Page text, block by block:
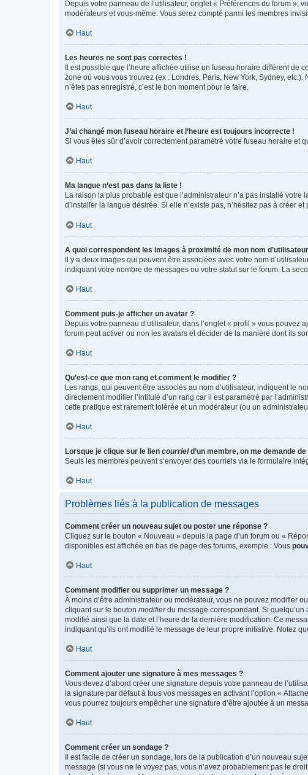
Depuis votre panneau de l’utilisateur, onglet « Préférences du forum »,
modérateurs et vous-même. Vous serez compté parmi les membres
Haut
Les heures ne sont pas correctes !
Il est possible que l’heure affichée utilise un fuseau horaire différent de
zone où vous vous trouvez (ex : Londres, Paris, New York, Sydney,
n’êtes pas enregistré, c’est le bon moment pour le faire.
Haut
J’ai changé mon fuseau horaire et l’heure est toujours incorrecte !
Si vous êtes sûr d’avoir correctement paramétré votre fuseau horaire et
Haut
Ma langue n’est pas dans la liste !
La raison la plus probable est que l’administrateur n’a pas installé
d’installer la langue désirée. Si elle n’existe pas, n’hésitez pas à créer
Haut
A quoi correspondent les images à proximité de mon nom
Il y a deux images qui peuvent être associées avec votre nom
indiquant votre nombre de messages ou votre statut sur le forum. La
Haut
Comment puis-je afficher un avatar ?
Depuis votre panneau d’utilisateur, dans l’onglet « profil » vous pouvez
forum peut activer ou non les avatars et décider de la manière dont ils
Haut
Qu’est-ce que mon rang et comment le modifier ?
Les rangs, qui peuvent être associés au nom d’utilisateur, indiquent le
directement modifier l’intitulé d’un rang car il est paramétré par
cette pratique est rarement tolérée et un modérateur (ou un
Haut
Lorsque je clique sur le lien courrield’un membre, on me demande
Seuls les membres peuvent s’envoyer des courriels via le formulaire
Haut
Problèmes liés à la publication de messages
Comment créer un nouveau sujet ou poster une réponse ?
Cliquez sur le bouton « Nouveau » depuis la page d’un forum ou «
disponibles est affichée en bas de page des forums, exemple : Vous
Haut
Comment modifier ou supprimer un message ?
À moins d’être administrateur ou modérateur, vous ne pouvez modifier
cliquant sur le bouton modifierdu message correspondant. Si quelqu’un
modifié ainsi que la date et l’heure de la dernière modification. Ce
indiquant qu’ils ont modifié le message de leur propre initiative. Notez
Haut
Comment ajouter une signature à mes messages ?
Vous devez d’abord créer une signature depuis votre panneau de
la signature par défaut à tous vos messages en activant l’option «
vous pourrez toujours empêcher une signature d’être ajoutée à un
Haut
Comment créer un sondage ?
Il est facile de créer un sondage, lors de la publication d’un nouveau
message (si vous ne le voyez pas, vous n’avez probablement pas le